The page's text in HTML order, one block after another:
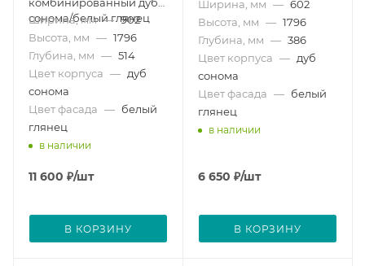
сонома/белый глянец
Ширина, мм — 902
Высота, мм — 1796
Глубина, мм — 514
Цвет корпуса — дуб
сонома
Цвет фасада — белый
глянец
в наличии
11 600 ₽/шт
В КОРЗИНУ
Ширина, мм — 602
Высота, мм — 1796
Глубина, мм — 386
Цвет корпуса — дуб
сонома
Цвет фасада — белый
глянец
в наличии
6 650 ₽/шт
В КОРЗИНУ